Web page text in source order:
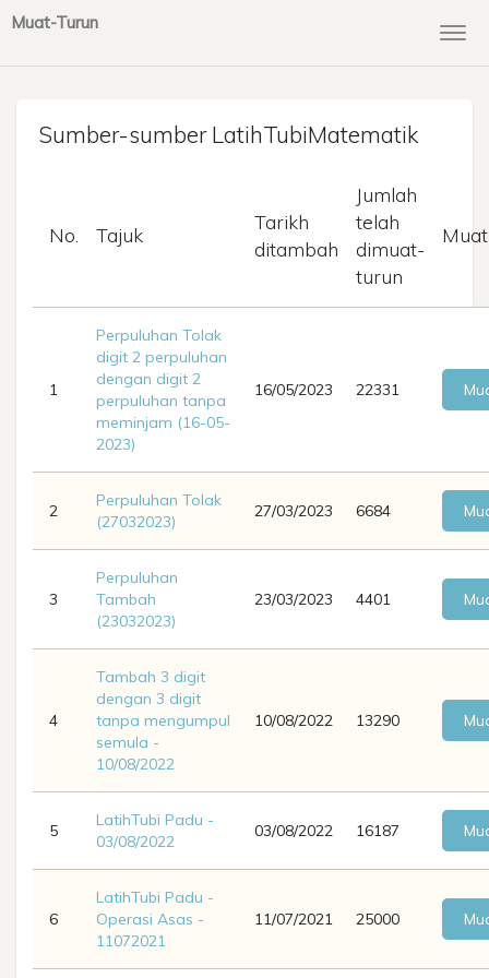
Muat-Turun
Sumber-sumber LatihTubiMatematik
No. Tajuk
Tarikh
ditambah
Jumlah
telah
dimuat-
turun
1
Perpuluhan Tolak
digit 2 perpuluhan
dengan digit 2
perpuluhan tanpa
meminjam (16-05-
2023)
16/05/2023 22331
2
Perpuluhan Tolak
(27032023)
27/03/2023 6684
3
Perpuluhan
Tambah
(23032023)
23/03/2023 4401
4
Tambah 3 digit
dengan 3 digit
tanpa mengumpul
semula -
10/08/2022
10/08/2022 13290
5
LatihTubi Padu -
03/08/2022
03/08/2022 16187
6
LatihTubi Padu -
Operasi Asas -
11072021
11/07/2021 25000